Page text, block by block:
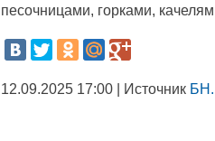
песочницами, горками,
12.09.2025 17:00 | Источник